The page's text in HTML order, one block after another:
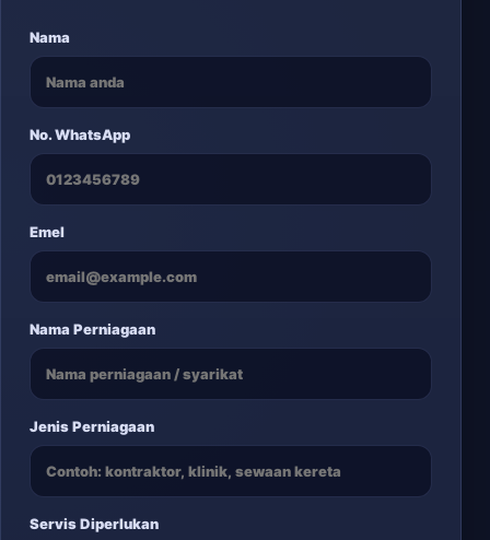
Nama
No. WhatsApp
Emel
Nama Perniagaan
Jenis Perniagaan
Servis Diperlukan